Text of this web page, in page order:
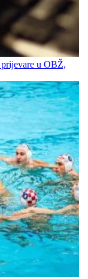
u OBŽ,